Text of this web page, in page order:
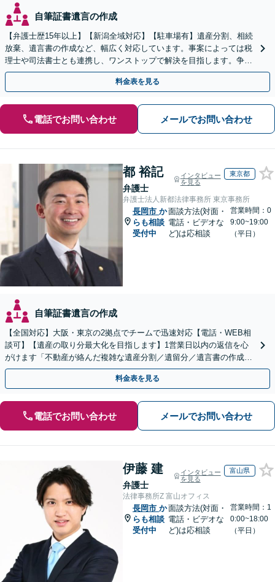
自筆証書遺言の作成
【弁護士歴15年以上】【新潟全域対応】【駐車場有】遺産分割、相続
放棄、遺言書の作成など、幅広く対応しています。事案によっては税
理士や司法書士とも連携し、ワンストップで解決を目指します。争い
を防ぐためにもぜひご相談ください。【分割払い可】
料金表を見る
電話でお問い合わせ メールでお問い合わせ
都 裕記
弁護士
インタビュー
を見る
東京都
弁護士法人新都法律事務所 東京事務所
長岡市 か
らも相談
受付中
面談方法(対面・
電話・ビデオな
ど)は応相談
営業時間：0
9:00~19:00
（平日）
自筆証書遺言の作成
【全国対応】大阪・東京の2拠点でチームで迅速対応【電話・WEB相
談可】【遺産の取り分最大化を目指します】1営業日以内の返信を心
がけます「不動産が絡んだ複雑な遺産分割／遺留分／遺言書の作成・
執行／事業承継など、お任せください」【休日相談あり】
料金表を見る
電話でお問い合わせ メールでお問い合わせ
伊藤 建
弁護士
インタビュー
を見る
富山県
法律事務所Z 富山オフィス
長岡市 か
らも相談
受付中
面談方法(対面・
電話・ビデオな
ど)は応相談
営業時間：1
0:00~18:00
（平日）